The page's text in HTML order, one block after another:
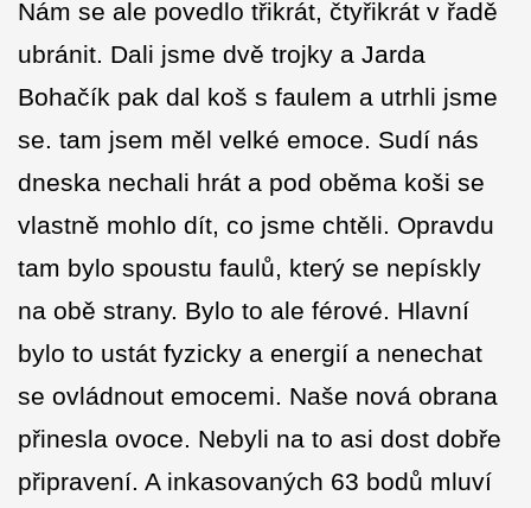
Nám se ale povedlo třikrát, čtyřikrát v řadě
ubránit. Dali jsme dvě trojky a Jarda
Bohačík pak dal koš s faulem a utrhli jsme
se. tam jsem měl velké emoce. Sudí nás
dneska nechali hrát a pod oběma koši se
vlastně mohlo dít, co jsme chtěli. Opravdu
tam bylo spoustu faulů, který se nepískly
na obě strany. Bylo to ale férové. Hlavní
bylo to ustát fyzicky a energií a nenechat
se ovládnout emocemi. Naše nová obrana
přinesla ovoce. Nebyli na to asi dost dobře
připravení. A inkasovaných 63 bodů mluví